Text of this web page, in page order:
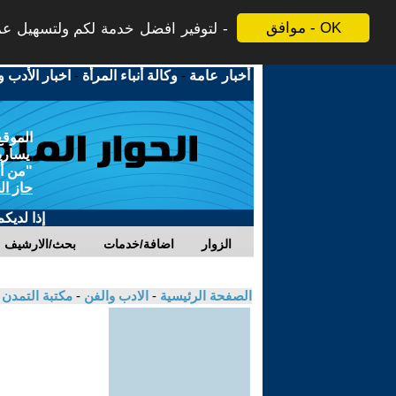
موافق - OK لتوفير افضل خدمة لكم ولتسهيل
أخبار عامة -وكالة أنباء المرأة - اخبار الأدب
"من
حاز
إذا
بحث/الارشيف اضافة/خدمات الزوار
الصفحة الرئيسية - الادب والفن - مكتبة